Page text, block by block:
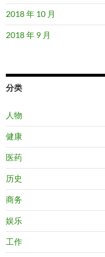
2018 年 10 月
2018 年 9 月
分类
人物
健康
医药
历史
商务
娱乐
工作